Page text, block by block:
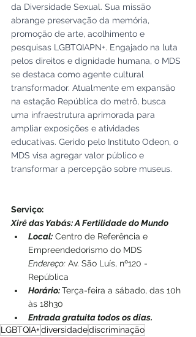
da Diversidade Sexual. Sua missão
abrange preservação da memória,
promoção de arte, acolhimento e
pesquisas LGBTQIAPN+. Engajado na luta
pelos direitos e dignidade humana, o MDS
se destaca como agente cultural
transformador. Atualmente em expansão
na estação República do metrô, busca
uma infraestrutura aprimorada para
ampliar exposições e atividades
educativas. Gerido pelo Instituto Odeon, o
MDS visa agregar valor público e
transformar a percepção sobre museus.
Serviço:
Xirê das Yabás: A Fertilidade do Mundo
Local: Centro de Referência e
Empreendedorismo do MDS
Endereço: Av. São Luís, nº120 -
República
Horário:Terça-feira a sábado, das 10h
às 18h30
Entrada gratuita todos os dias.
LGBTQIA+diversidadediscriminação